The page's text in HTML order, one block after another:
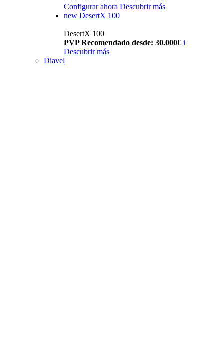
Configurar ahora Descubrir más
new DesertX 100
DesertX 100
PVP Recomendado desde: 30.000€ i
Descubrir más
Diavel